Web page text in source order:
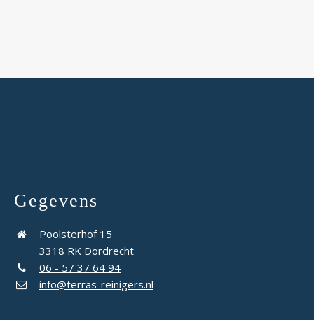
Gegevens
Poolsterhof 15
3318 RK Dordrecht
06 - 57 37 64 94
info@terras-reinigers.nl